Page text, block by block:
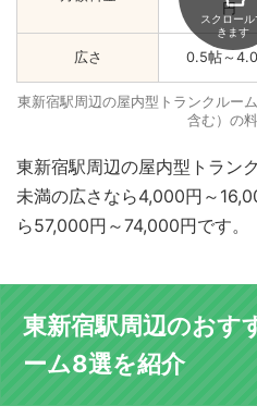
円
広さ 0.5帖～
スクロール
きます
東新宿駅周辺の屋内型トランクルー
含む）の
東新宿駅周辺の屋内型トラン
未満の広さなら4,000円～
ら57,000円～74,000円です。
東新宿駅周辺のおす
ーム8選を紹介